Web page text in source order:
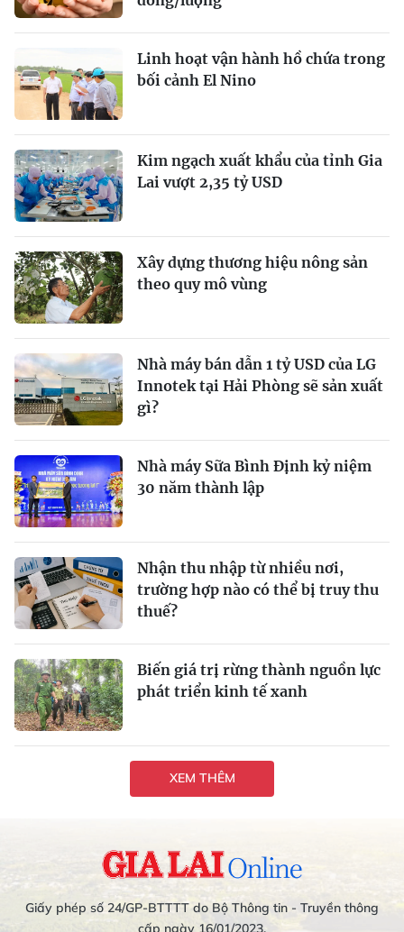
Linh hoạt vận hành hồ chứa trong
bối cảnh El Nino
Kim ngạch xuất khẩu của tỉnh Gia
Lai vượt 2,35 tỷ USD
Xây dựng thương hiệu nông sản
theo quy mô vùng
Nhà máy bán dẫn 1 tỷ USD của LG
Innotek tại Hải Phòng sẽ sản xuất
gì?
Nhà máy Sữa Bình Định kỷ niệm
30 năm thành lập
Nhận thu nhập từ nhiều nơi,
trường hợp nào có thể bị truy thu
thuế?
Biến giá trị rừng thành nguồn lực
phát triển kinh tế xanh
XEM THÊM
Giấy phép số 24/GP-BTTTT do Bộ Thông tin - Truyền thông
cấp ngày 16/01/2023.